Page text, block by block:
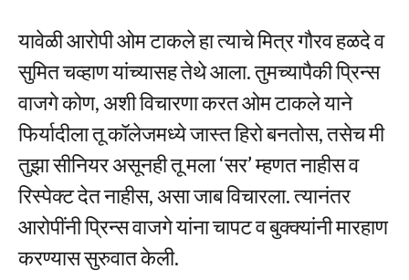
यावेळी आरोपी ओम टाकले हा त्याचे मित्र गौरव हळदे व
सुमित चव्हाण यांच्यासह तेथे आला. तुमच्यापैकी प्रिन्स
वाजगे कोण, अशी विचारणा करत ओम टाकले याने
फिर्यादीला तू कॉलेजमध्ये जास्त हिरो बनतोस, तसेच मी
तुझा सीनियर असूनही तू मला ‘सर’ म्हणत नाहीस व
रिस्पेक्ट देत नाहीस, असा जाब विचारला. त्यानंतर
आरोपींनी प्रिन्स वाजगे यांना चापट व बुक्क्यांनी मारहाण
करण्यास सुरुवात केली.